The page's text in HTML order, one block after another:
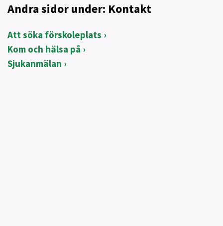
Andra sidor under: Kontakt
Att söka förskoleplats
Kom och hälsa på
Sjukanmälan